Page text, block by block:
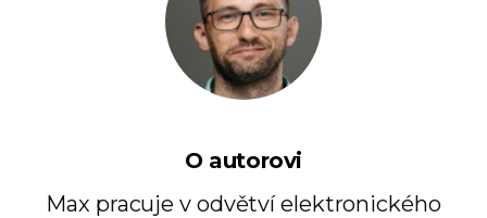
O autorovi
Max pracuje v odvětví elektronického